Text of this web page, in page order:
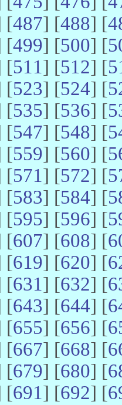
[487] [488] [
[499] [500] [
[511] [512] [
[523] [524] [
[535] [536] [
[547] [548] [
[559] [560] [
[571] [572] [
[583] [584] [
[595] [596] [
[607] [608] [
[619] [620] [
[631] [632] [
[643] [644] [
[655] [656] [
[667] [668] [
[679] [680] [
[691] [692] [